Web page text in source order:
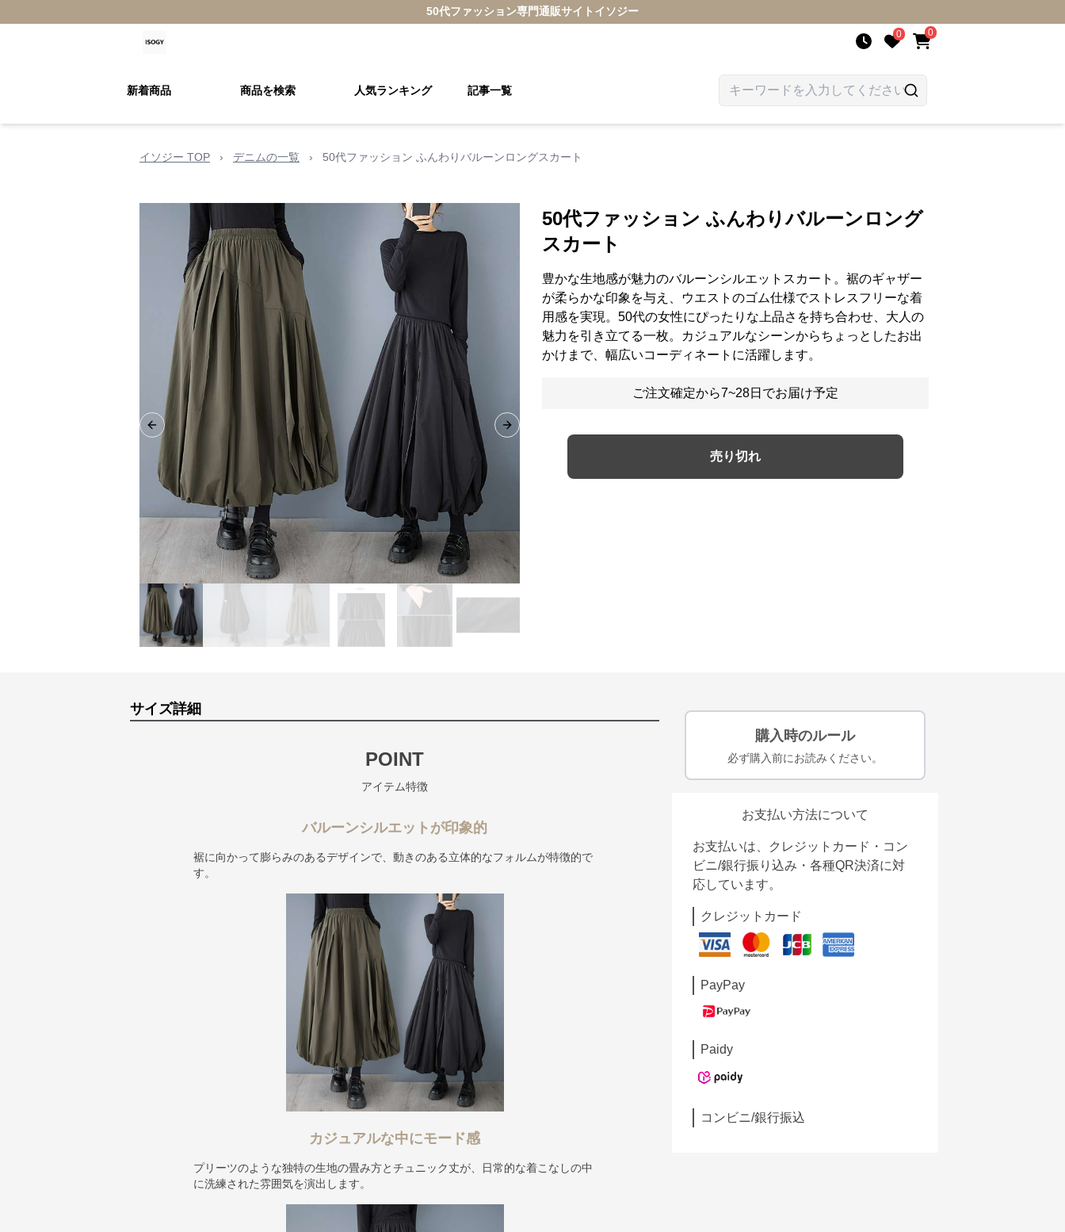
50代ファッション専門通販サイト イソジー
0 0
新着商品 商品を検索 人気ランキング 記事一覧
イソジー TOP › デニムの一覧 › 50代ファッション ふんわりバルーンロングスカート
Previous slide Next slide
50代ファッション ふんわりバルーンロング
スカート
豊かな生地感が魅力のバルーンシルエットスカート。裾のギャザー
が柔らかな印象を与え、ウエストのゴム仕様でストレスフリーな着
用感を実現。50代の女性にぴったりな上品さを持ち合わせ、大人の
魅力を引き立てる一枚。カジュアルなシーンからちょっとしたお出
かけまで、幅広いコーディネートに活躍します。
ご注文確定から7~28日でお届け予定
売り切れ
サイズ詳細
POINT
アイテム特徴
バルーンシルエットが印象的
裾に向かって膨らみのあるデザインで、動きのある立体的なフォルムが特徴的で
す。
カジュアルな中にモード感
プリーツのような独特の生地の畳み方とチュニック丈が、日常的な着こなしの中
に洗練された雰囲気を演出します。
購入時のルール
必ず購入前にお読みください。
お支払い方法について
お支払いは、クレジットカード・コン
ビニ/銀行振り込み・各種QR決済に対
応しています。
クレジットカード
PayPay
Paidy
コンビニ/銀行振込